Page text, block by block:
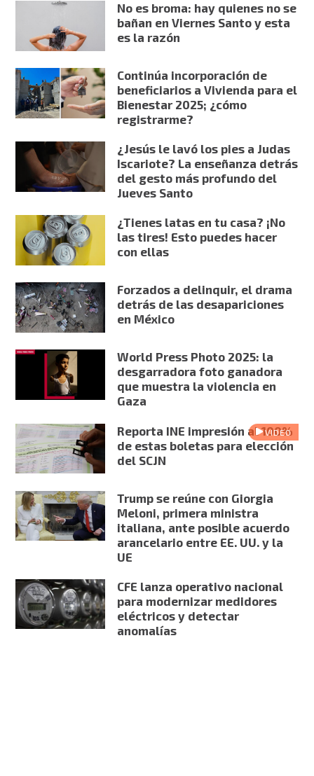
No es broma: hay quienes no se
bañan en Viernes Santo y esta
es la razón
Continúa incorporación de
beneficiarios a Vivienda para el
Bienestar 2025; ¿cómo
registrarme?
¿Jesús le lavó los pies a Judas
Iscariote? La enseñanza detrás
del gesto más profundo del
Jueves Santo
¿Tienes latas en tu casa? ¡No
las tires! Esto puedes hacer
con ellas
Forzados a delinquir, el drama
detrás de las desapariciones
en México
World Press Photo 2025: la
desgarradora foto ganadora
que muestra la violencia en
Gaza
VIDEO
Reporta INE impresión al 100%
de estas boletas para elección
del SCJN
Trump se reúne con Giorgia
Meloni, primera ministra
italiana, ante posible acuerdo
arancelario entre EE. UU. y la
UE
CFE lanza operativo nacional
para modernizar medidores
eléctricos y detectar
anomalías